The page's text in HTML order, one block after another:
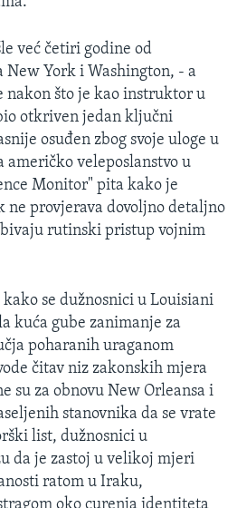
već četiri godine od
York i Washington, - a
nakon što je kao instruktor u
otkriven jedan ključni
osuđen zbog svoje uloge u
američko veleposlanstvo u
Monitor" pita kako je
ne provjerava dovoljno detaljno
rutinski pristup vojnim
se dužnosnici u Louisiani
kuća gube zanimanje za
poharanih uraganom
čitav niz zakonskih mjera
su za obnovu New Orleansa i
stanovnika da se vrate
list, dužnosnici u
da je zastoj u velikoj mjeri
ratom u Iraku,